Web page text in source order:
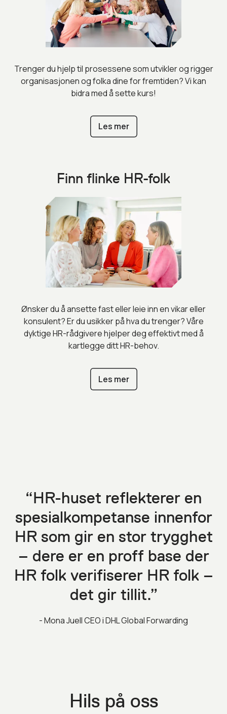
Trenger du hjelp til prosessene som utvikler og rigger
organisasjonen og folka dine for fremtiden? Vi kan
bidra med å sette kurs!
Les mer
Finn flinke HR-folk
Ønsker du å ansette fast eller leie inn en vikar eller
konsulent? Er du usikker på hva du trenger? Våre
dyktige HR-rådgivere hjelper deg effektivt med å
kartlegge ditt HR-behov.
Les mer
“HR-huset reflekterer en
spesialkompetanse innenfor
HR som gir en stor trygghet
– dere er en proff base der
HR folk verifiserer HR folk –
det gir tillit.”
- Mona Juell CEO i DHL Global Forwarding
Hils på oss